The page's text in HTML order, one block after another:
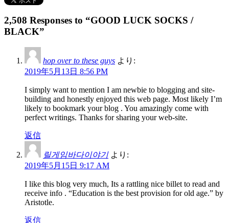
2,508 Responses to “GOOD LUCK SOCKS /
BLACK”
hop over to these guys より:
2019年5月13日 8:56 PM
I simply want to mention I am newbie to blogging and site-
building and honestly enjoyed this web page. Most likely I’m
likely to bookmark your blog . You amazingly come with
perfect writings. Thanks for sharing your web-site.
返信
릴게임바다이야기 より:
2019年5月15日 9:17 AM
I like this blog very much, Its a rattling nice billet to read and
receive info . “Education is the best provision for old age.” by
Aristotle.
返信